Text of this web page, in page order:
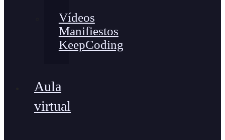
Vídeos
Manifiestos
KeepCoding
Aula
virtual